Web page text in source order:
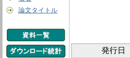
論文タイトル
発行日